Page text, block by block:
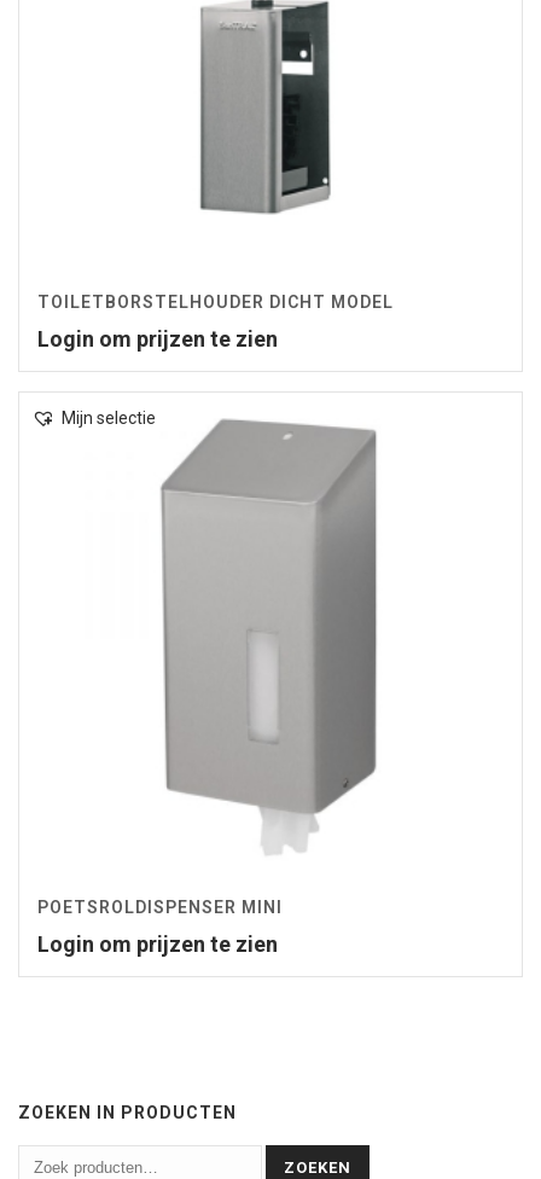
TOILETBORSTELHOUDER DICHT MODEL
Login om prijzen te zien
Mijn selectie
POETSROLDISPENSER MINI
Login om prijzen te zien
ZOEKEN IN PRODUCTEN
ZOEKEN